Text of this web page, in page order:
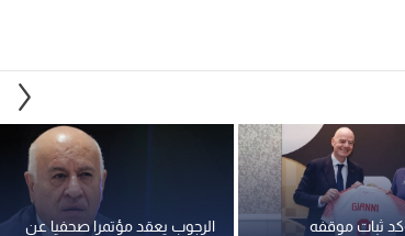
الرجوب يعقد مؤتمرا صحفيا عن
ثبات موقفه